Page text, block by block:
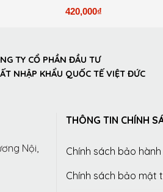
420,000₫
TY CỔ PHẦN ĐẦU TƯ
NHẬP KHẨU QUỐC TẾ VIỆT ĐỨC
Nội,
THÔNG TIN CHÍNH
Chính sách bảo hành
Chính sách bảo mật